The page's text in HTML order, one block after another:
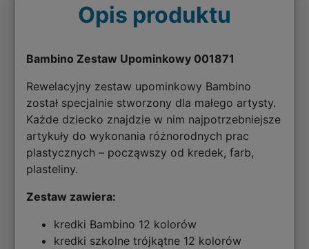
Opis produktu
Bambino Zestaw Upominkowy 001871
Rewelacyjny zestaw upominkowy Bambino
został specjalnie stworzony dla małego artysty.
Każde dziecko znajdzie w nim najpotrzebniejsze
artykuły do wykonania różnorodnych prac
plastycznych – począwszy od kredek, farb,
plasteliny.
Zestaw zawiera:
kredki Bambino 12 kolorów
kredki szkolne trójkątne 12 kolorów